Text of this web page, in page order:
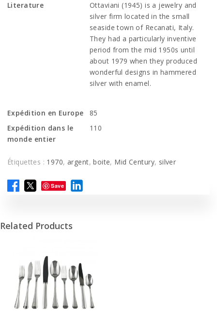
Literature
Ottaviani (1945) is a jewelry and
silver firm located in the small
seaside town of Recanati, Italy.
They had a particularly inventive
period from the mid 1950s until
about 1979 when they produced
wonderful designs in hammered
silver with enamel.
Expédition en Europe
85
Expédition dans le
monde entier
110
Étiquettes : 1970, argent,boite, Mid Century, silver
Save
Related Products